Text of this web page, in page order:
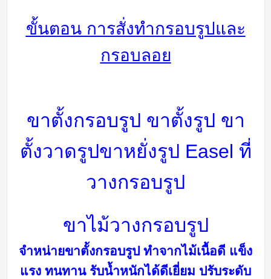
ขั้นตอน การสั่งทำกรอบรูปและ
กรอบลอย
ขาตั้งกรอบรูป ขาตั้งรูป ขา
ตั้งวาดรูปขาหยั่งรูป Easel ที่
วางกรอบรูป
ขาไม้วางกรอบรูป
จำหน่ายขาตั้งกรอบรูป ทำจากไม้เนื้อดี แข็ง
แรง ทนทาน รับน้ำหนักได้ดีเยี่ยม ปรับระดับ